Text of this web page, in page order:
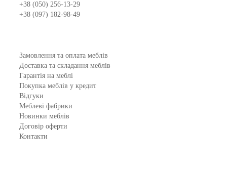
+38 (050) 256-13-29
+38 (097) 182-98-49
Замовлення та оплата меблів
Доставка та складання меблів
Гарантія на меблі
Покупка меблів у кредит
Відгуки
Меблеві фабрики
Новинки меблів
Договір оферти
Контакти